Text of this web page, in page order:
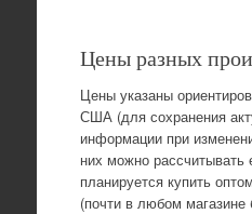
Цены разных
Цены указаны
США (для сохранения
информации при
них можно рассчитывать
планируется купить
(почти в любом